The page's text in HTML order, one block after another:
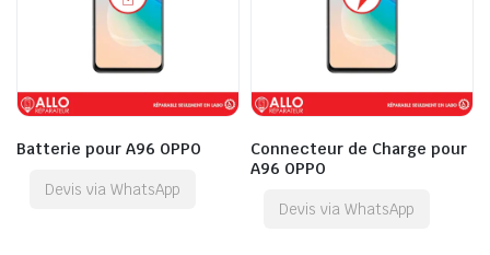
Batterie pour A96 OPPO
Devis via WhatsApp
Connecteur de Charge pour
A96 OPPO
Devis via WhatsApp